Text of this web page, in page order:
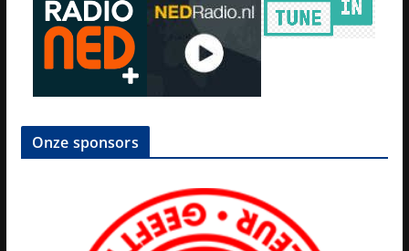
Onze sponsors